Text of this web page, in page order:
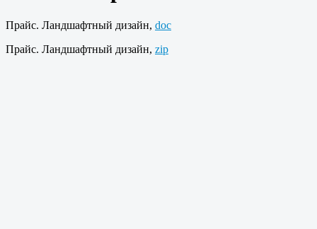
Прайс. Ландшафтный дизайн, doc
Прайс. Ландшафтный дизайн, zip